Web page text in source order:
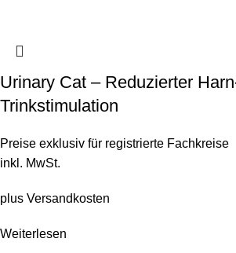
Urinary Cat – Reduzierter
Trinkstimulation
Preise exklusiv für registrierte Fachkreise
inkl. MwSt.
plus Versandkosten
Weiterlesen